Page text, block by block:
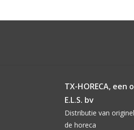
TX-HORECA, een
E.L.S. bv
Distributie van
de horeca